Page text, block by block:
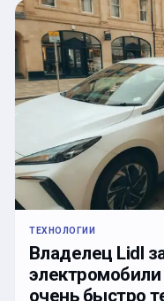
ТЕХНОЛОГИИ
Владелец Lidl
очень быстро